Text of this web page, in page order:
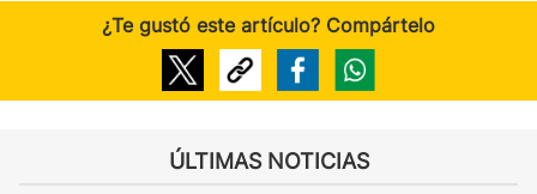
¿Te gustó este artículo? Compártelo
ÚLTIMAS NOTICIAS